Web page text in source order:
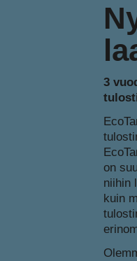
3
on
niihin
kuin